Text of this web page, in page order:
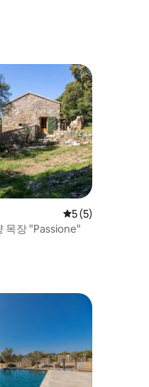
평점 5점(5점 만점
5 (5)
목장 "Passione"